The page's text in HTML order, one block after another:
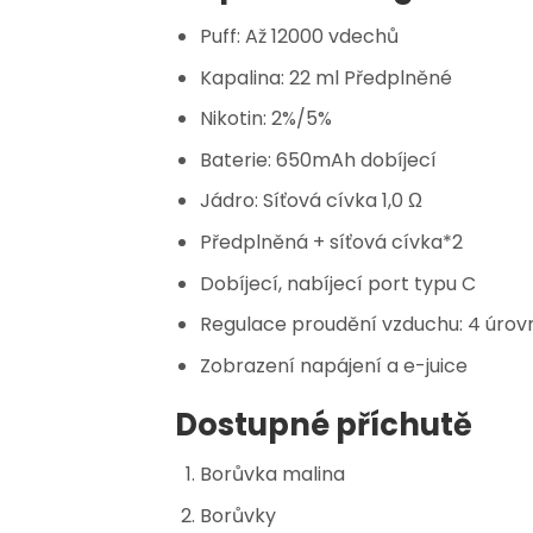
Puff: Až 12000 vdechů
Kapalina: 22 ml Předplněné
Nikotin: 2%/5%
Baterie: 650mAh dobíjecí
Jádro: Síťová cívka 1,0 Ω
Předplněná + síťová cívka*2
Dobíjecí, nabíjecí port typu C
Regulace proudění vzduchu: 4
Zobrazení napájení a e-juice
Dostupné příchutě
Borůvka malina
Borůvky